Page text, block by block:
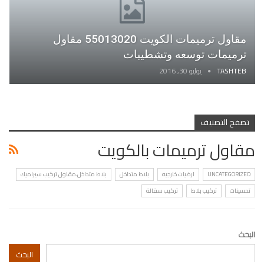
مقاول ترميمات الكويت 55013020 مقاول
ترميمات توسعه وتشطيبات
TASHTEB
يوليو 30, 2016
تصفح التصنيف
مقاول ترميمات بالكويت
UNCATEGORIZED ارضيات خارجيه بلاط متداخل
بلاط متداخل،مقاول تركيب سيراميك
تحسينات
تركيب بلاط تركيب سقالة
البحث
البحث